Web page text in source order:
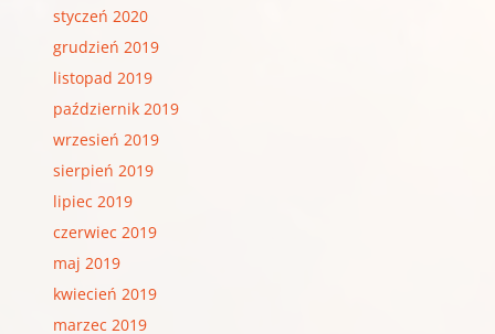
styczeń 2020
grudzień 2019
listopad 2019
październik 2019
wrzesień 2019
sierpień 2019
lipiec 2019
czerwiec 2019
maj 2019
kwiecień 2019
marzec 2019